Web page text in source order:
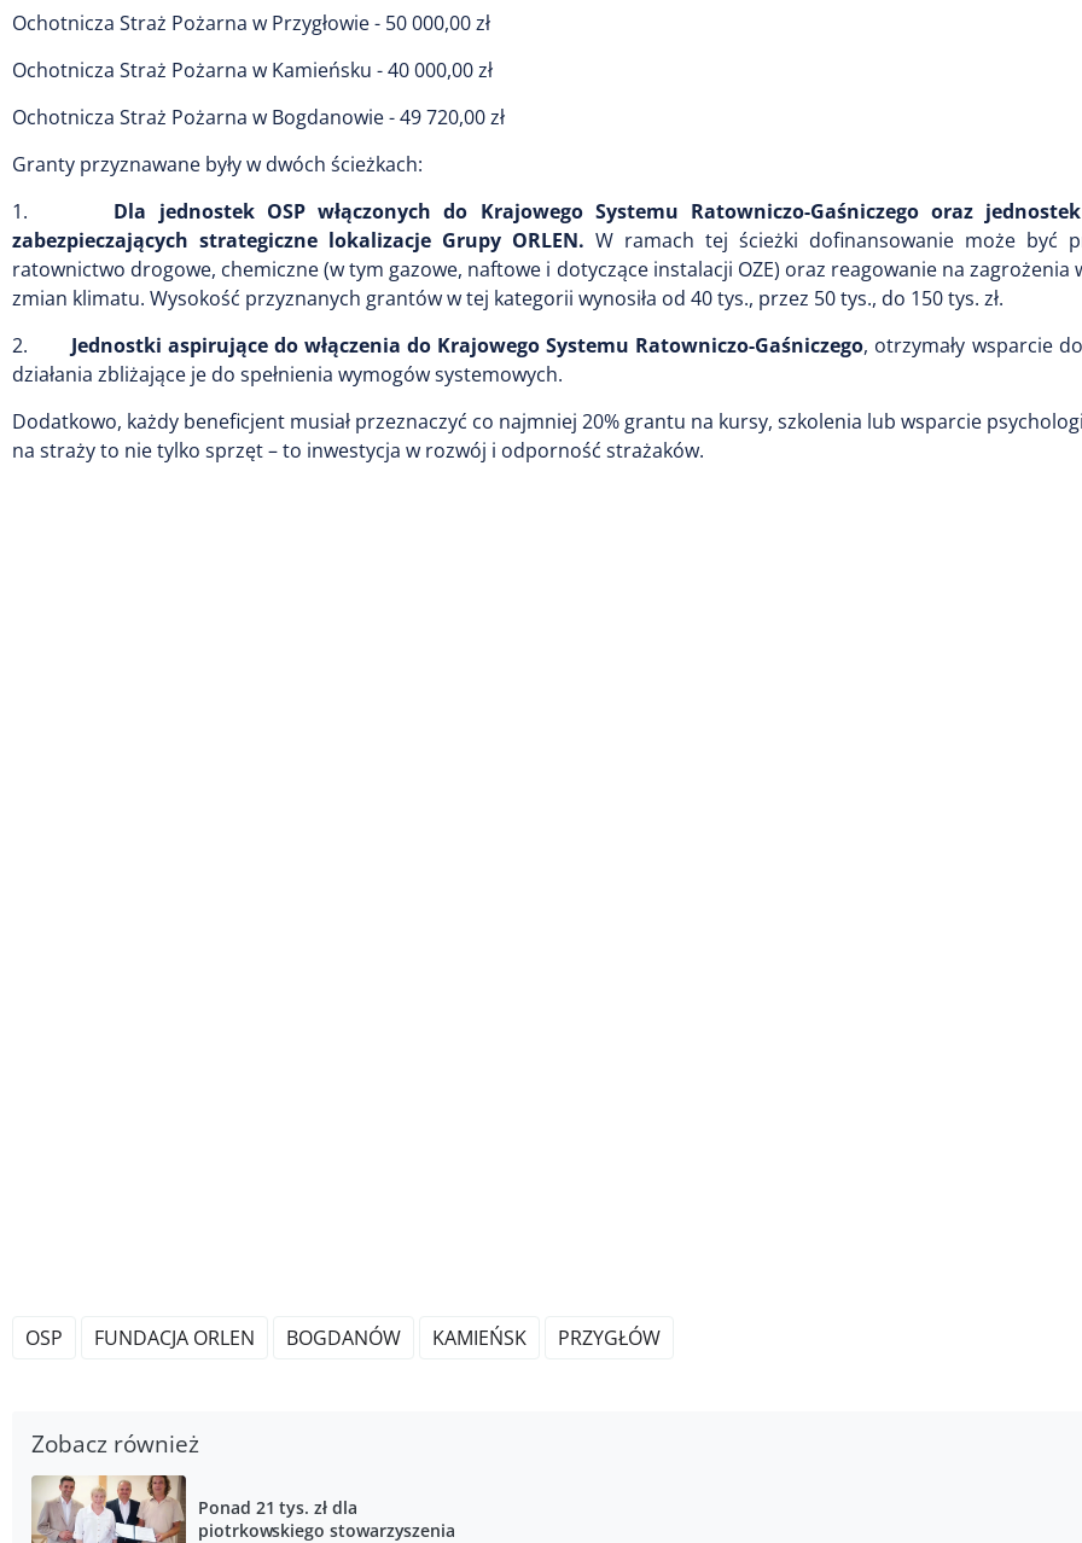
Ochotnicza Straż Pożarna w Przygłowie - 50 000,00 zł
Ochotnicza Straż Pożarna w Kamieńsku - 40 000,00 zł
Ochotnicza Straż Pożarna w Bogdanowie - 49 720,00 zł
Granty przyznawane były w dwóch ścieżkach:
1. Dla jednostek OSP włączonych do Krajowego Systemu Ratowniczo-Gaśniczego oraz
zabezpieczających strategiczne lokalizacje Grupy ORLEN. W ramach tej ścieżki dofinansowanie może być
ratownictwo drogowe, chemiczne (w tym gazowe, naftowe i dotyczące instalacji OZE) oraz reagowanie na zagrożenia
zmian klimatu. Wysokość przyznanych grantów w tej kategorii wynosiła od 40 tys., przez 50 tys., do 150 tys. zł.
2. Jednostki aspirujące do włączenia do Krajowego Systemu Ratowniczo-Gaśniczego, otrzymały wsparcie
działania zbliżające je do spełnienia wymogów systemowych.
Dodatkowo, każdy beneficjent musiał przeznaczyć co najmniej 20% grantu na kursy, szkolenia lub wsparcie
na straży to nie tylko sprzęt – to inwestycja w rozwój i odporność strażaków.
OSP FUNDACJA ORLEN BOGDANÓW KAMIEŃSK PRZYGŁÓW
Zobacz również
Ponad 21 tys. zł dla
piotrkowskiego stowarzyszenia